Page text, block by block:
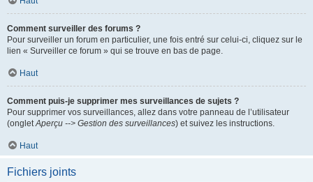
Comment surveiller des forums ?
Pour surveiller un forum en particulier, une fois entré sur celui-ci, cliquez sur le
lien « Surveiller ce forum » qui se trouve en bas de page.
Haut
Comment puis-je supprimer mes surveillances de sujets ?
Pour supprimer vos surveillances, allez dans votre panneau de l’utilisateur
(ongletAperçu --> Gestion des surveillances) et suivez les instructions.
Haut
Fichiers joints